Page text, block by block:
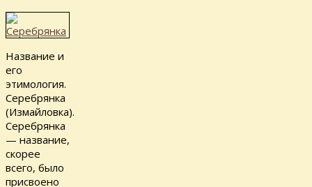
Название и
его
этимология.
Серебрянка
(Измайловка).
Серебрянка
— название,
скорее
всего, было
присвоено